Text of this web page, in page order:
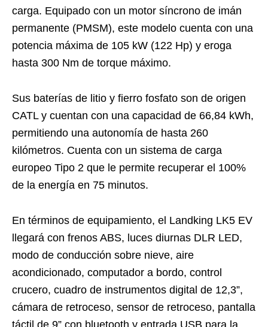
carga. Equipado con un motor síncrono de imán
permanente (PMSM), este modelo cuenta con una
potencia máxima de 105 kW (122 Hp) y eroga
hasta 300 Nm de torque máximo.
Sus baterías de litio y fierro fosfato son de origen
CATL y cuentan con una capacidad de 66,84 kWh,
permitiendo una autonomía de hasta 260
kilómetros. Cuenta con un sistema de carga
europeo Tipo 2 que le permite recuperar el 100%
de la energía en 75 minutos.
En términos de equipamiento, el Landking LK5 EV
llegará con frenos ABS, luces diurnas DLR LED,
modo de conducción sobre nieve, aire
acondicionado, computador a bordo, control
crucero, cuadro de instrumentos digital de 12,3”,
cámara de retroceso, sensor de retroceso, pantalla
táctil de 9” con bluetooth y entrada USB para la